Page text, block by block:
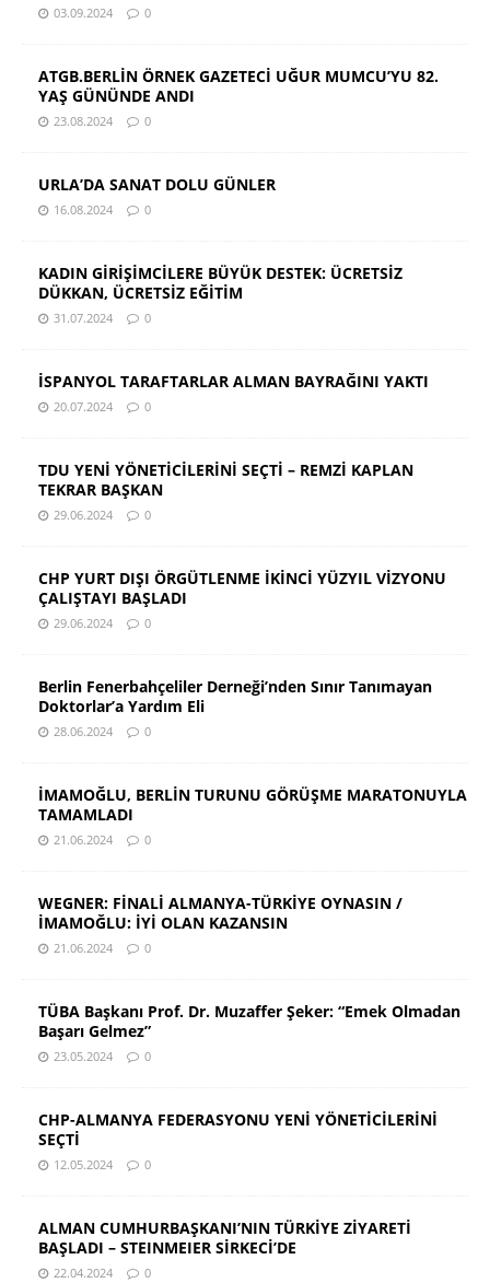
03.09.2024 0
ATGB.BERLİN ÖRNEK GAZETECİ UĞUR MUMCU’YU 82.
YAŞ GÜNÜNDE ANDI
23.08.2024 0
URLA’DA SANAT DOLU GÜNLER
16.08.2024 0
KADIN GİRİŞİMCİLERE BÜYÜK DESTEK: ÜCRETSİZ
DÜKKAN, ÜCRETSİZ EĞİTİM
31.07.2024 0
İSPANYOL TARAFTARLAR ALMAN BAYRAĞINI YAKTI
20.07.2024 0
TDU YENİ YÖNETİCİLERİNİ SEÇTİ – REMZİ KAPLAN
TEKRAR BAŞKAN
29.06.2024 0
CHP YURT DIŞI ÖRGÜTLENME İKİNCİ YÜZYIL VİZYONU
ÇALIŞTAYI BAŞLADI
29.06.2024 0
Berlin Fenerbahçeliler Derneği’nden Sınır Tanımayan
Doktorlar’a Yardım Eli
28.06.2024 0
İMAMOĞLU, BERLİN TURUNU GÖRÜŞME MARATONUYLA
TAMAMLADI
21.06.2024 0
WEGNER: FİNALİ ALMANYA-TÜRKİYE OYNASIN /
İMAMOĞLU: İYİ OLAN KAZANSIN
21.06.2024 0
TÜBA Başkanı Prof. Dr. Muzaffer Şeker: “Emek Olmadan
Başarı Gelmez”
23.05.2024 0
CHP-ALMANYA FEDERASYONU YENİ YÖNETİCİLERİNİ
SEÇTİ
12.05.2024 0
ALMAN CUMHURBAŞKANI’NIN TÜRKİYE ZİYARETİ
BAŞLADI – STEINMEIER SİRKECİ’DE
22.04.2024 0